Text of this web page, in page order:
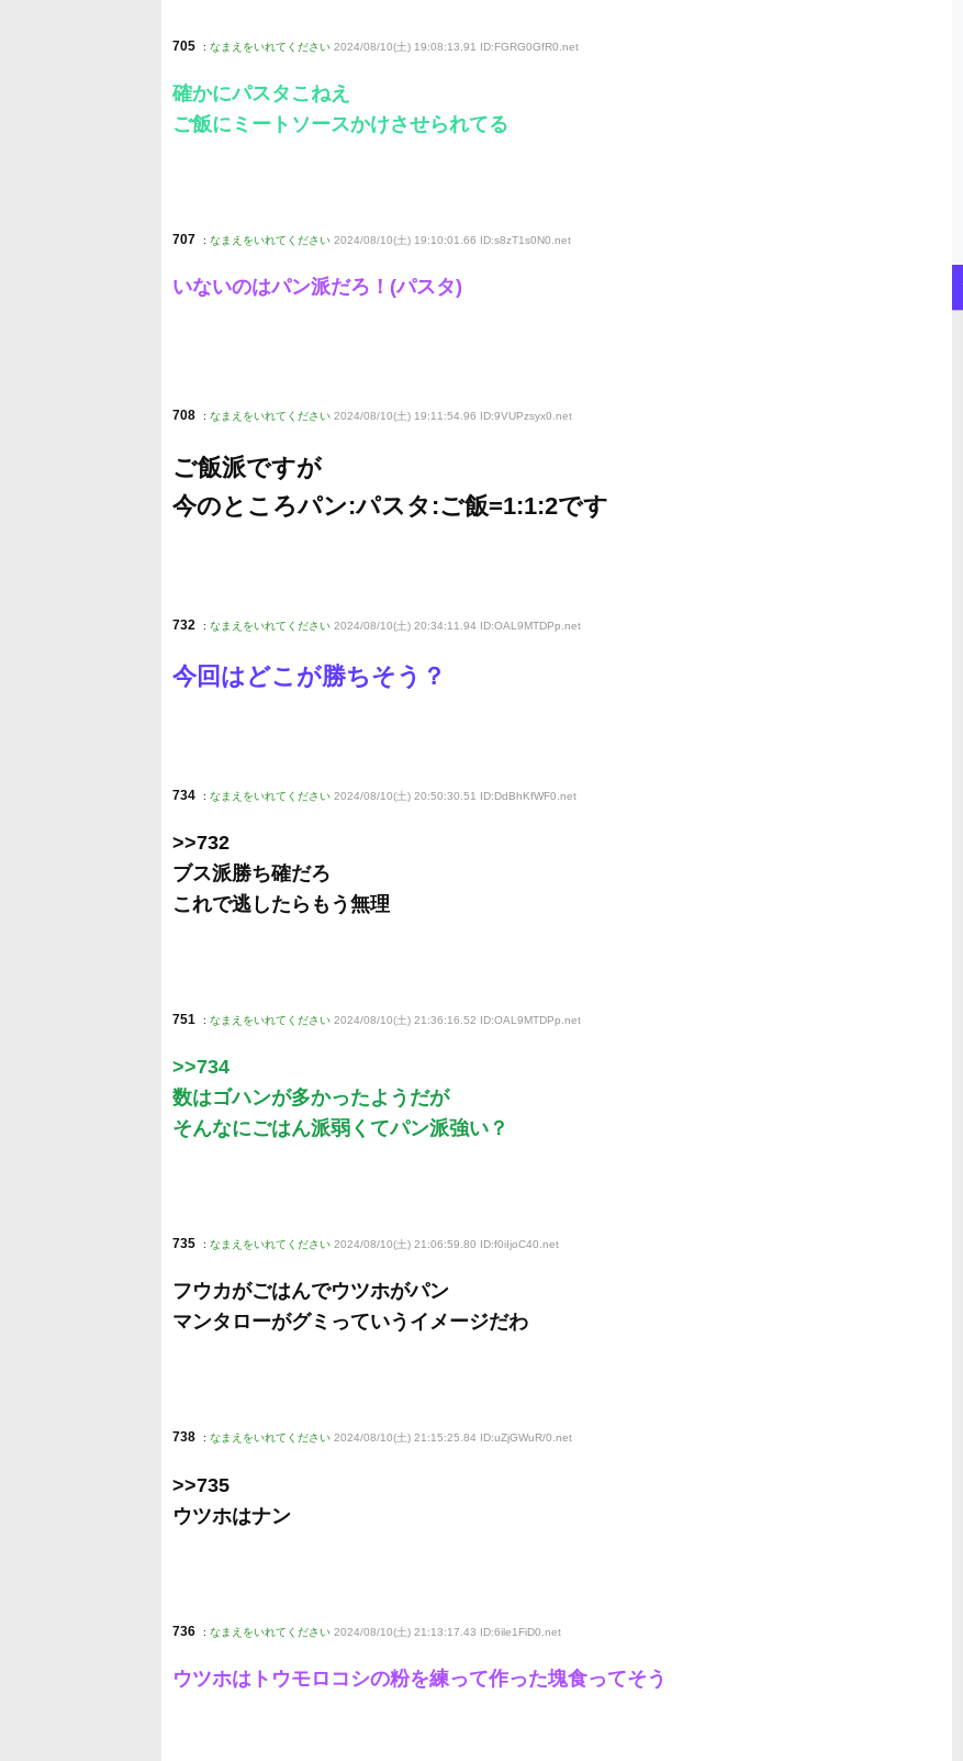
705 : なまえをいれてください 2024/08/10(土) 19:08:13.91 ID:FGRG0GfR0 .net
確かにパスタこねえ
ご飯にミートソースかけさせられてる
707 : なまえをいれてください 2024/08/10(土) 19:10:01.66 ID:s8zT1s0N0 .net
いないのはパン派だろ！(パスタ)
708 : なまえをいれてください 2024/08/10(土) 19:11:54.96 ID:9VUPzsyx0.net
ご飯派ですが
今のところパン:パスタ:ご飯=1:1:2です
732 : なまえをいれてください 2024/08/10(土) 20:34:11.94 ID:OAL9MTDPp .net
今回はどこが勝ちそう？
734 : なまえをいれてください 2024/08/10(土) 20:50:30.51 ID:DdBhKfWF0 .net
>>732
ブス派勝ち確だろ
これで逃したらもう無理
751 : なまえをいれてください 2024/08/10(土) 21:36:16.52 ID:OAL9MTDPp .net
>>734
数はゴハンが多かったようだが
そんなにごはん派弱くてパン派強い？
735 : なまえをいれてください 2024/08/10(土) 21:06:59.80 ID:f0iIjoC40 .net
フウカがごはんでウツホがパン
マンタローがグミっていうイメージだわ
738 : なまえをいれてください 2024/08/10(土) 21:15:25.84 ID:uZjGWuR/0.net
>>735
ウツホはナン
736 : なまえをいれてください 2024/08/10(土) 21:13:17.43 ID:6ile1FiD0 .net
ウツホはトウモロコシの粉を練って作った塊食ってそう